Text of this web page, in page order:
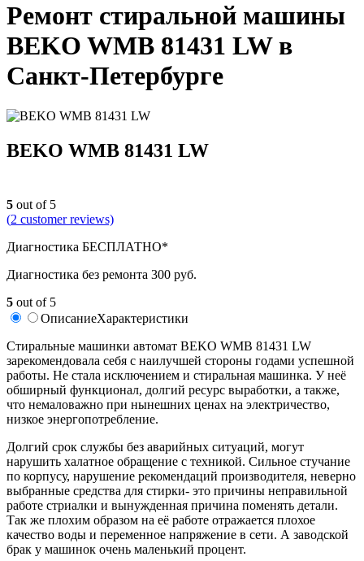
Ремонт стиральной машины
BEKO WMB 81431 LW в
Санкт-Петербурге
BEKO WMB 81431 LW
5 out of 5
(2 customer reviews)
Диагностика БЕСПЛАТНО*
Диагностика без ремонта 300 руб.
5 out of 5
ОписаниеХарактеристики
Стиральные машинки автомат BEKO WMB 81431 LW
зарекомендовала себя с наилучшей стороны годами успешной
работы. Не стала исключением и стиральная машинка. У неё
обширный функционал, долгий ресурс выработки, а также,
что немаловажно при нынешних ценах на электричество,
низкое энергопотребление.
Долгий срок службы без аварийных ситуаций, могут
нарушить халатное обращение с техникой. Сильное стучание
по корпусу, нарушение рекомендаций производителя, неверно
выбранные средства для стирки- это причины неправильной
работе стриалки и вынужденная причина поменять детали.
Так же плохим образом на её работе отражается плохое
качество воды и переменное напряжение в сети. А заводской
брак у машинок очень маленький процент.